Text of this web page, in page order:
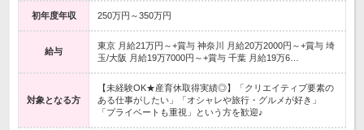
初年度年収 250万円～350万円
給与
東京 月給21万円～+賞与 神奈川 月給20万2000円～+賞与 埼
玉/大阪 月給19万7000円～+賞与 千葉 月給19万6…
対象となる方
【未経験OK★産育休取得実績◎】「クリエイティブ要素の
ある仕事がしたい」「オシャレや旅行・グルメが好き」
「プライベートも重視」という方を歓迎♪